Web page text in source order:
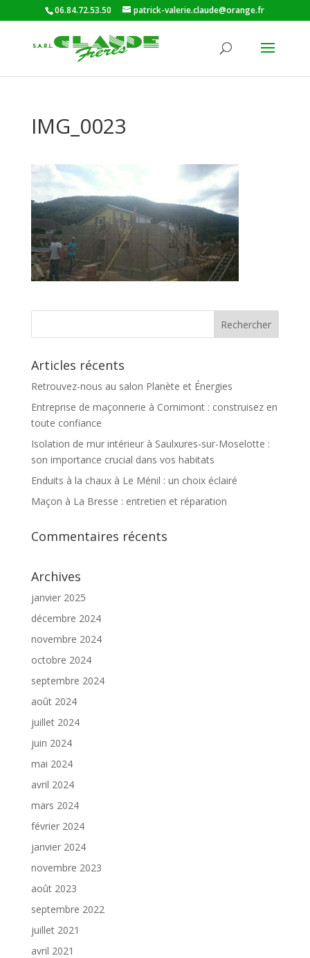
06.84.72.53.50 patrick-valerie.claude@orange.fr
IMG_0023
Articles récents
Retrouvez-nous au salon Planète et Énergies
Entreprise de maçonnerie à Cornimont : construisez en
toute confiance
Isolation de mur intérieur à Saulxures-sur-Moselotte :
son importance crucial dans vos habitats
Enduits à la chaux à Le Ménil : un choix éclairé
Maçon à La Bresse : entretien et réparation
Commentaires récents
Archives
janvier 2025
décembre 2024
novembre 2024
octobre 2024
septembre 2024
août 2024
juillet 2024
juin 2024
mai 2024
avril 2024
mars 2024
février 2024
janvier 2024
novembre 2023
août 2023
septembre 2022
juillet 2021
avril 2021